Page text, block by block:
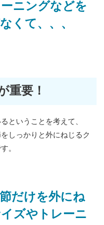
ニングなどを
くて、、、
重要！
ということを考えて、
しっかりと外にねじるク
。
だけを外にね
ズやトレーニ